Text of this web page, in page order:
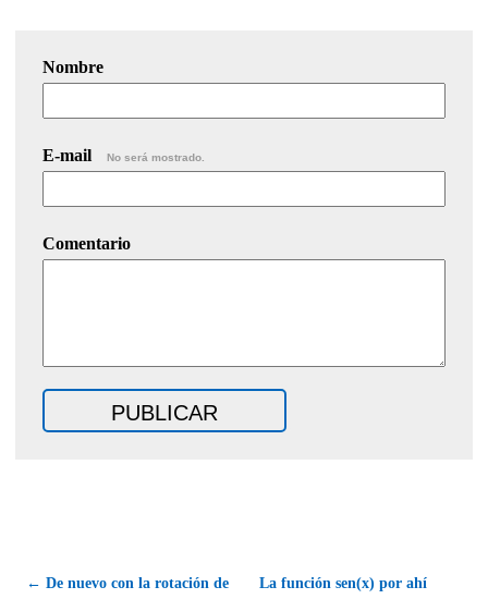
Nombre
E-mail No será mostrado.
Comentario
← De nuevo con la rotación de La función sen(x) por ahí